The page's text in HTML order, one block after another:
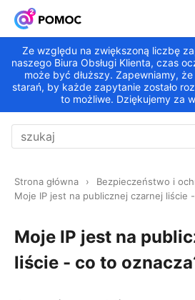
Ze względu na zwiększoną liczbę
naszego Biura Obsługi Klienta, czas
może być dłuższy. Zapewniamy,
starań, by każde zapytanie zostało
to możliwe. Dziękujemy za
Strona główna
Bezpieczeństwo i
Moje IP jest na publicznej czarnej liście
Moje IP jest na
liście - co to